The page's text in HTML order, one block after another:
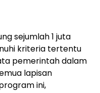
sejumlah 1 juta
kriteria tertentu
pemerintah dalam
lapisan
ini,